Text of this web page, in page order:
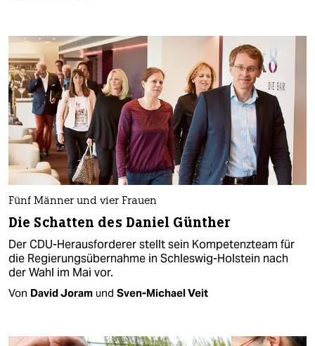
Fünf Männer und vier Frauen
Die Schatten des Daniel Günther
Der CDU-Herausforderer stellt sein Kompetenzteam für
die Regierungsübernahme in Schleswig-Holstein nach
der Wahl im Mai vor.
Von David Joram und Sven-Michael Veit